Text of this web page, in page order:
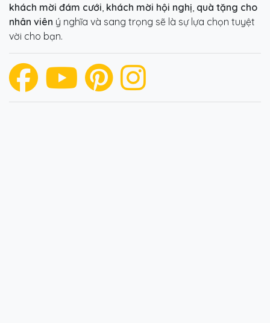
khách mời đám cưới khách mời hội nghị quà tặng cho
nhân viên ý nghĩa và sang trọng sẽ là sự lựa chọn tuyệt
vời cho bạn.